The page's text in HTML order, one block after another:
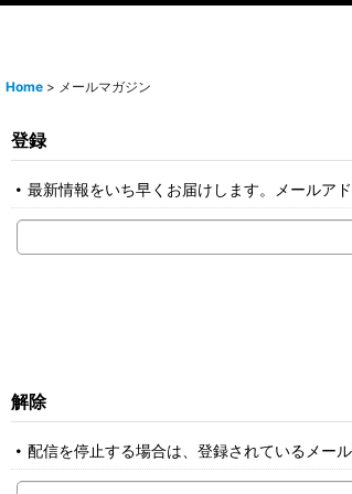
Home > メールマガジン
登録
最新情報をいち早くお届けします。メールア
解除
配信を停止する場合は、登録されているメー